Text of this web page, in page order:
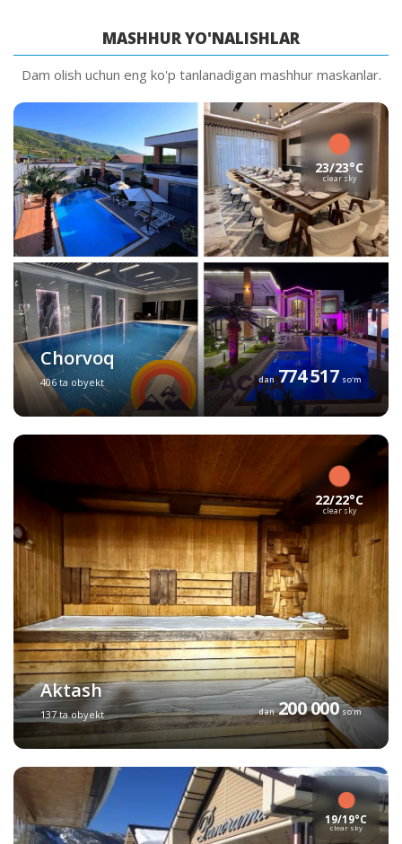
MASHHUR YO'NALISHLAR
Dam olish uchun eng ko'p tanlanadigan mashhur maskanlar.
23/23°C
clear sky
Chorvoq
406 ta obyekt dan 774 517 so'm
22/22°C
clear sky
Aktash
137 ta obyekt dan 200 000 so'm
19/19°C
clear sky